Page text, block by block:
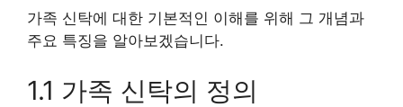
가족 신탁에 대한 기본적인 이해를 위해 그 개념과
주요 특징을 알아보겠습니다.
1.1 가족 신탁의 정의